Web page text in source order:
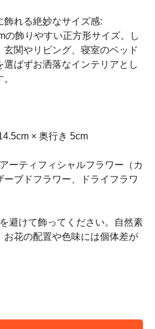
飾れる絶妙なサイズ感:
の飾りやすい正方形サイズ。し
玄関やリビング、寝室のベッド
ばずお洒落なインテリアとし
× 奥行き 5cm
ーティフィシャルフラワー（カ
ブドフラワー、ドライフラワ
避けて飾ってください。自然素
お花の配置や色味には個体差が